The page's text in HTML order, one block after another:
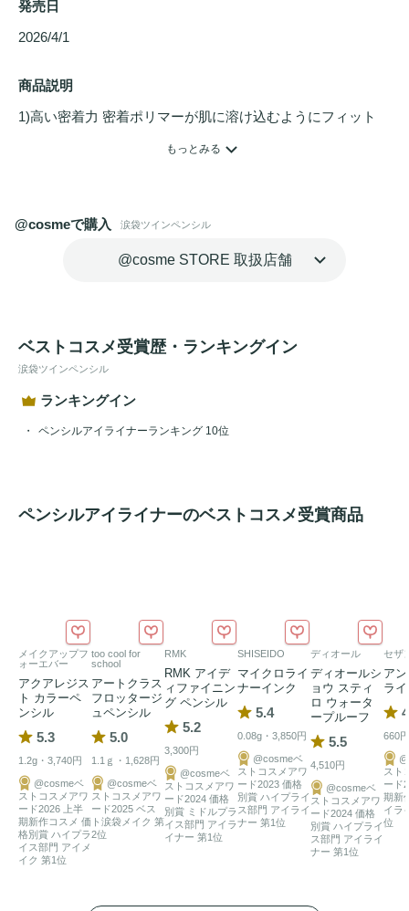
発売日
2026/4/1
商品説明
1)高い密着力 密着ポリマーが肌に溶け込むようにフィット
4)美容成分配合 アルガンオイル 、 シアバター、
もっとみる
@cosmeで購入 涙袋ツインペンシル
@cosme STORE 取扱店舗
ベストコスメ受賞歴・ランキングイン
涙袋ツインペンシル
ランキングイン
ペンシルアイライナーランキング 10位
ペンシルアイライナーのベストコスメ受賞商品
メイクアップフ
ォーエバー
アクアレジス
ト カラーペ
ンシル
5.3
1.2g・3,740円
@cosmeベ
ストコスメアワ
ード2026 上半
期新作コスメ 価
格別賞 ハイプラ
イス部門 アイメ
イク 第1位
too cool for
school
アートクラス
フロッタージ
ュペンシル
5.0
1.1ｇ・1,628円
@cosmeベ
ストコスメアワ
ード2025 ベス
ト涙袋メイク 第
2位
RMK
RMK アイデ
ィファイニン
グ ペンシル
5.2
3,300円
@cosmeベ
ストコスメアワ
ード2024 価格
別賞 ミドルプラ
イス部門 アイラ
イナー 第1位
SHISEIDO
マイクロライ
ナーインク
5.4
0.08g・3,850円
@cosmeベ
ストコスメアワ
ード2023 価格
別賞 ハイプライ
ス部門 アイライ
ナー 第1位
ディオール
ディオールシ
ョウ スティ
ロ ウォータ
ープルーフ
5.5
4,510円
@cosmeベ
ストコスメアワ
ード2024 価格
別賞 ハイプライ
ス部門 アイライ
ナー 第1位
セザ
ア
ラ
660円
スト
ード
期新
イラ
位